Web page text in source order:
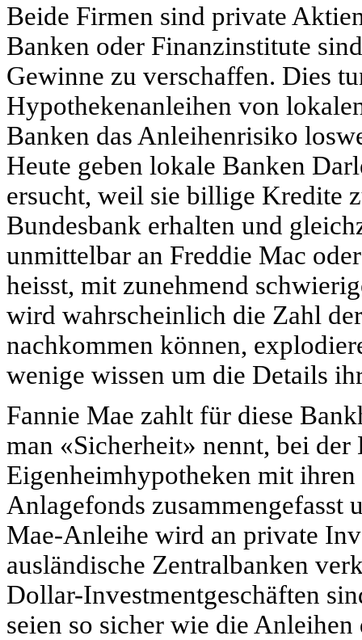
Beide Firmen sind private
Banken oder Finanzinstitute
Gewinne zu verschaffen. Dies
Hypothekenanleihen von
Banken das Anleihenrisiko
Heute geben lokale Banken
ersucht, weil sie billige Kredite
Bundesbank erhalten und
unmittelbar an Freddie Mac
heisst, mit zunehmend
wird wahrscheinlich die Zahl
nachkommen können,
wenige wissen um die Details
Fannie Mae zahlt für diese
man «Sicherheit» nennt, bei
Eigenheimhypotheken mit
Anlagefonds zusammengefasst
Mae-Anleihe wird an private
ausländische Zentralbanken
Dollar-Investmentgeschäften
seien so sicher wie die